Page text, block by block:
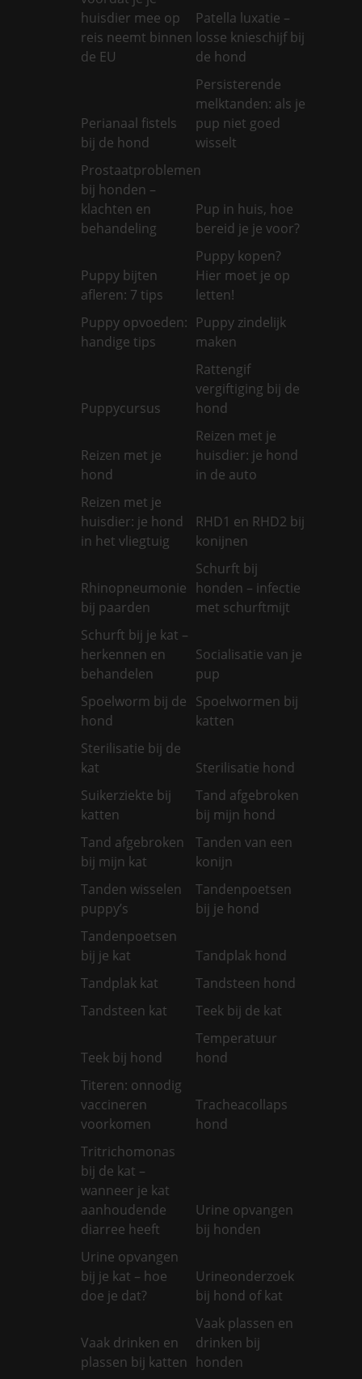
huisdier mee op
reis neemt binnen
de EU
Patella luxatie –
losse knieschijf bij
de hond
Perianaal fistels
bij de hond
Persisterende
melktanden: als je
pup niet goed
wisselt
Prostaatproblemen
bij honden –
klachten en
behandeling
Pup in huis, hoe
bereid je je voor?
Puppy bijten
afleren: 7 tips
Puppy kopen?
Hier moet je op
letten!
Puppy opvoeden:
handige tips
Puppy zindelijk
maken
Puppycursus
Rattengif
vergiftiging bij de
hond
Reizen met je
hond
Reizen met je
huisdier: je hond
in de auto
Reizen met je
huisdier: je hond
in het vliegtuig
RHD1 en RHD2 bij
konijnen
Rhinopneumonie
bij paarden
Schurft bij
honden – infectie
met schurftmijt
Schurft bij je kat –
herkennen en
behandelen
Socialisatie van je
pup
Spoelworm bij de
hond
Spoelwormen bij
katten
Sterilisatie bij de
kat
Sterilisatie hond
Suikerziekte bij
katten
Tand afgebroken
bij mijn hond
Tand afgebroken
bij mijn kat
Tanden van een
konijn
Tanden wisselen
puppy’s
Tandenpoetsen
bij je hond
Tandenpoetsen
bij je kat
Tandplak hond
Tandplak kat
Tandsteen hond
Tandsteen kat
Teek bij de kat
Teek bij hond
Temperatuur
hond
Titeren: onnodig
vaccineren
voorkomen
Tracheacollaps
hond
Tritrichomonas
bij de kat –
wanneer je kat
aanhoudende
diarree heeft
Urine opvangen
bij honden
Urine opvangen
bij je kat – hoe
doe je dat?
Urineonderzoek
bij hond of kat
Vaak drinken en
plassen bij katten
Vaak plassen en
drinken bij
honden